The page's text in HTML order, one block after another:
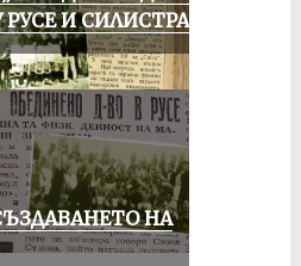
И СИЛИСТРА
НА